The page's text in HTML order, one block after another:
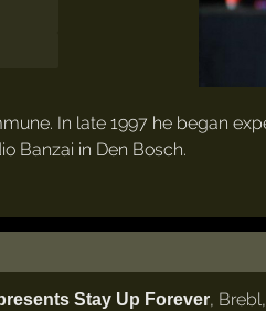
In late 1997 he began
Banzai in Den Bosch.
Stay Up Forever, Brebl